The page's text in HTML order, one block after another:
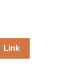
Link